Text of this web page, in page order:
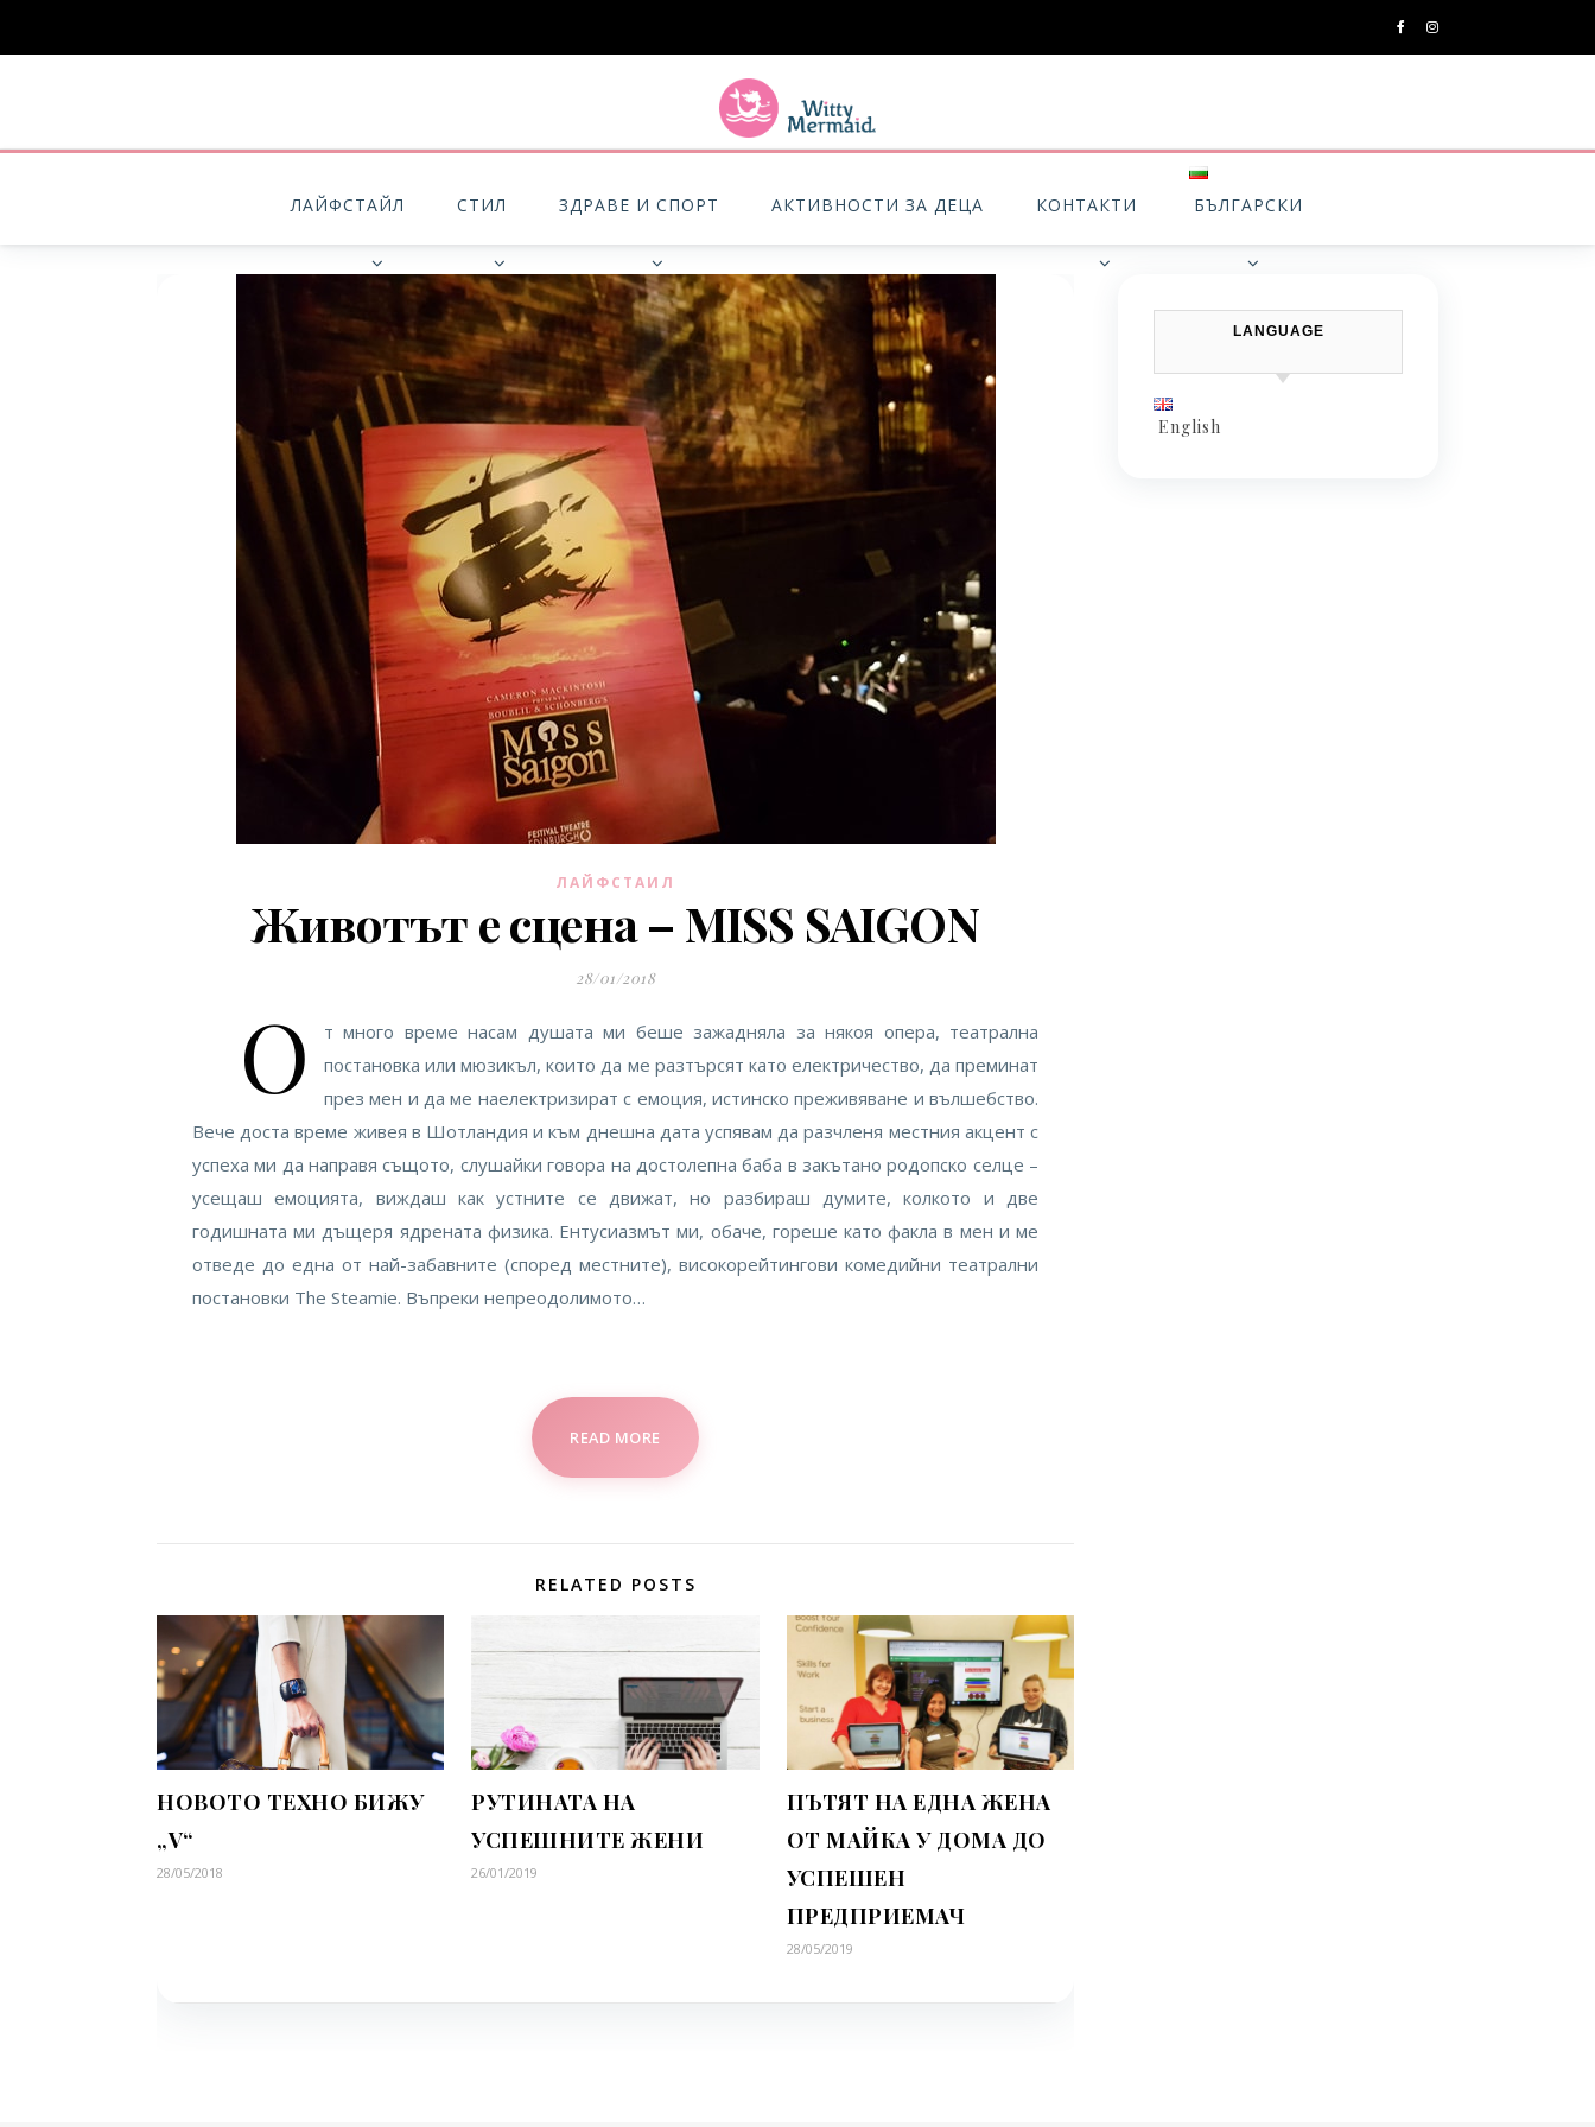
ЛАЙФСТАЙЛ СТИЛ ЗДРАВЕ И СПОРТ АКТИВНОСТИ ЗА ДЕЦА КОНТАКТИ БЪЛГАРСКИ
ЛАЙФСТАИЛ
Животът е сцена – MISS SAIGON
28/01/2018
О
т много време насам душата ми беше зажадняла за някоя опера, театрална
постановка или мюзикъл, които да ме разтърсят като електричество, да преминат
през мен и да ме наелектризират с емоция, истинско преживяване и вълшебство.
Вече доста време живея в Шотландия и към днешна дата успявам да разчленя местния акцент с
успеха ми да направя същото, слушайки говора на достолепна баба в закътано родопско селце –
усещаш емоцията, виждаш как устните се движат, но разбираш думите, колкото и две
годишната ми дъщеря ядрената физика. Ентусиазмът ми, обаче, гореше като факла в мен и ме
отведе до една от най-забавните (според местните), високорейтингови комедийни театрални
постановки The Steamie. Въпреки непреодолимото…
READ MORE
RELATED POSTS
НОВОТО ТЕХНО БИЖУ
„V“
28/05/2018
РУТИНАТА НА
УСПЕШНИТЕ ЖЕНИ
26/01/2019
ПЪТЯТ НА ЕДНА ЖЕНА
ОТ МАЙКА У ДОМА ДО
УСПЕШЕН
ПРЕДПРИЕМАЧ
28/05/2019
LANGUAGE
English